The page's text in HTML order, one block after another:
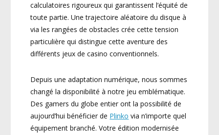
calculatoires rigoureux qui garantissent l’équité de
toute partie. Une trajectoire aléatoire du disque à
via les rangées de obstacles crée cette tension
particulière qui distingue cette aventure des
différents jeux de casino conventionnels.
Depuis une adaptation numérique, nous sommes
changé la disponibilité à notre jeu emblématique.
Des gamers du globe entier ont la possibilité de
aujourd’hui bénéficier de Plinko via n’importe quel
équipement branché. Votre édition modernisée